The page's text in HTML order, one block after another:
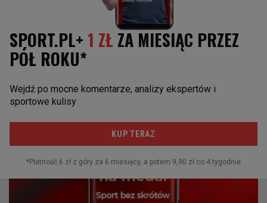
Nie, to szalone przedsięwzięcie
Kacper Sosnowski